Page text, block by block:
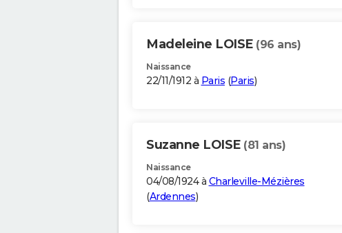
Madeleine LOISE (96 ans)
Naissance
22/11/1912 à Paris (Paris)
Suzanne LOISE (81 ans)
Naissance
04/08/1924 à Charleville-Mézières
(Ardennes)